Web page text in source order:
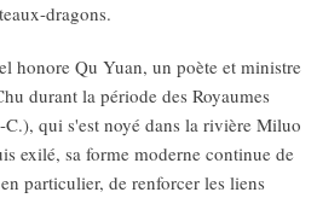
dragons.
honore Qu Yuan, un poète et ministre
durant la période des Royaumes
qui s'est noyé dans la rivière Miluo
exilé, sa forme moderne continue de
particulier, de renforcer les liens